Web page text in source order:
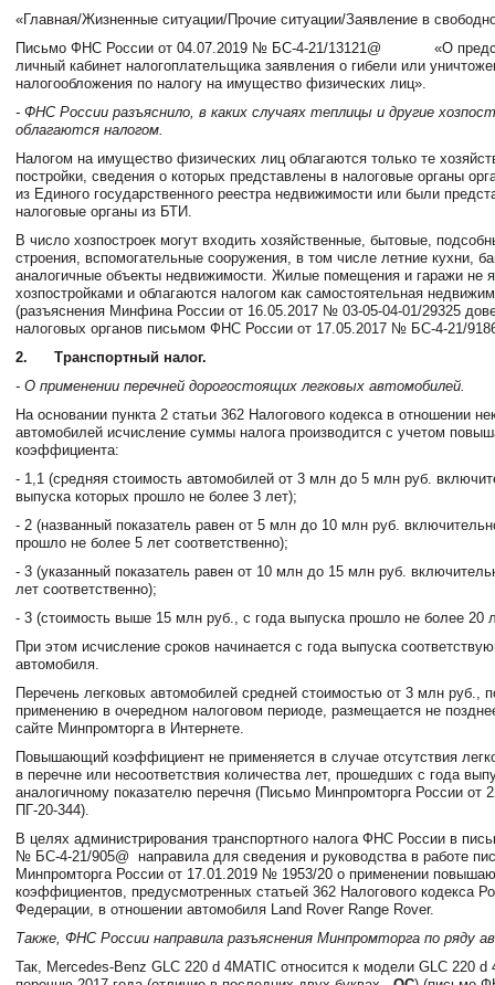
«Главная/Жизненные ситуации/Прочие ситуации/Заявление в
Письмо ФНС России от 04.07.2019 № БС-4-21/13121@
«О
личный кабинет налогоплательщика заявления о гибели или
налогообложения по налогу на имущество физических лиц».
- ФНС России разъяснило, в каких случаях теплицы и другие
облагаются налогом.
Налогом на имущество физических лиц облагаются только те
постройки, сведения о которых представлены в налоговые органы
из Единого государственного реестра недвижимости или были
налоговые органы из БТИ.
В число хозпостроек могут входить хозяйственные, бытовые,
строения, вспомогательные сооружения, в том числе летние кухни,
аналогичные объекты недвижимости. Жилые помещения и гаражи не
хозпостройками и облагаются налогом как самостоятельная
(разъяснения Минфина России от 16.05.2017 № 03-05-04-01/29325
налоговых органов письмом ФНС России от 17.05.2017 № БС-4-21/
2.
Транспортный налог.
- О применении перечней дорогостоящих легковых автомобилей.
На основании пункта 2 статьи 362 Налогового кодекса в отношении
автомобилей исчисление суммы налога производится с учетом
коэффициента:
- 1,1 (средняя стоимость автомобилей от 3 млн до 5 млн руб.
выпуска которых прошло не более 3 лет);
- 2 (названный показатель равен от 5 млн до 10 млн руб.
прошло не более 5 лет соответственно);
- 3 (указанный показатель равен от 10 млн до 15 млн руб.
лет соответственно);
- 3 (стоимость выше 15 млн руб., с года выпуска прошло не более 20
При этом исчисление сроков начинается с года выпуска
автомобиля.
Перечень легковых автомобилей средней стоимостью от 3 млн руб.,
применению в очередном налоговом периоде, размещается не
сайте Минпромторга в Интернете.
Повышающий коэффициент не применяется в случае отсутствия
в перечне или несоответствия количества лет, прошедших с года
аналогичному показателю перечня (Письмо Минпромторга России от
ПГ-20-344).
В целях администрирования транспортного налога ФНС России в
№ БС-4-21/905@
направила для сведения и руководства в работе
Минпромторга России от 17.01.2019 № 1953/20 о применении
коэффициентов, предусмотренных статьей 362 Налогового кодекса
Федерации, в отношении автомобиля Land Rover Range Rover.
Также, ФНС России направила разъяснения Минпромторга по ряду
Так, Mercedes-Benz GLC 220 d 4MATIC относится к модели GLC 220 d